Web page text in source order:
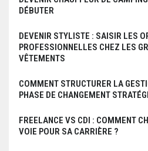
DÉBUTER
DEVENIR STYLISTE : SAISIR LES
PROFESSIONNELLES CHEZ LES
VÊTEMENTS
COMMENT STRUCTURER LA
PHASE DE CHANGEMENT
FREELANCE VS CDI : COMMENT
VOIE POUR SA CARRIÈRE ?